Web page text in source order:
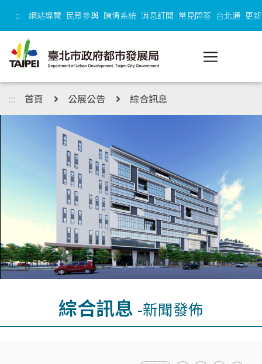
::: 網站導覽 民眾參與 陳情系統 消息訂閱 常見問答 台北通 更
::: 首頁 公展公告 綜合訊息
綜合訊息 -新聞發佈